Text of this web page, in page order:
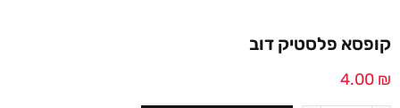
קופסא פלסטיק דוב
4.00 ₪